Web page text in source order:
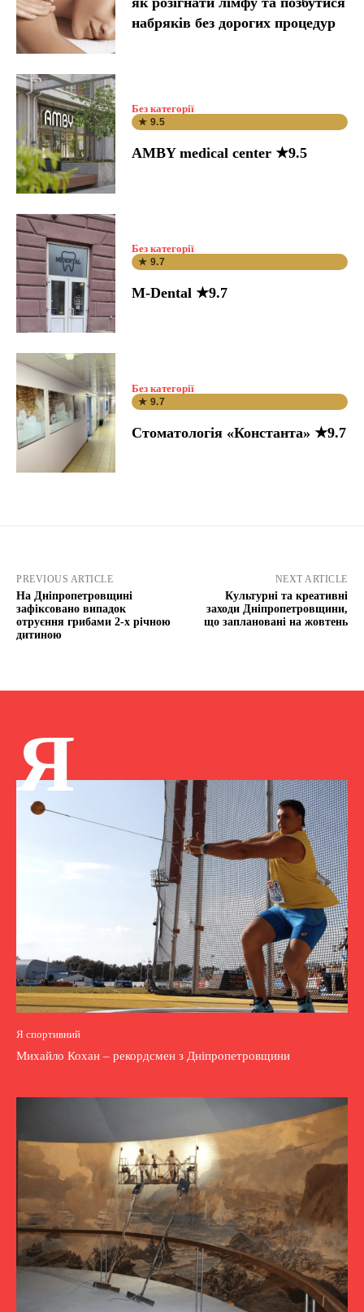
набряків без дорогих процедур
Без категорії
★ 9.5
AMBY medical center ★9.5
Без категорії
★ 9.7
M-Dental ★9.7
Без категорії
★ 9.7
Стоматологія «Константа» ★9.7
PREVIOUS ARTICLE
На Дніпропетровщині
зафіксовано випадок
отруєння грибами 2-х річною
дитиною
NEXT ARTICLE
Культурні та креативні
заходи Дніпропетровщини,
що заплановані на жовтень
Я
Я спортивний
Михайло Кохан – рекордсмен з Дніпропетровщини